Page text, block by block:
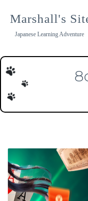
Marshall's
Japanese Learning Adventure